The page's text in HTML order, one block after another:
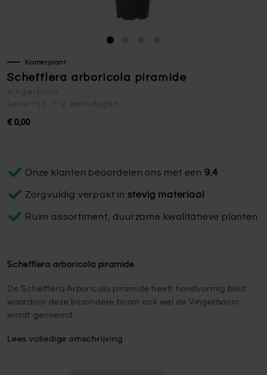
Kamerplant
Schefflera arboricola piramide
Vingerplant
Levertijd: 1-2 werkdagen
€ 0,00
Onze klanten beoordelen ons met een 9.4
Zorgvuldig verpakt in stevig materiaal
Ruim assortiment, duurzame kwalitatieve planten
Schefflera arboricola piramide
De Schefflera Arboricola piramide heeft handvormig blad
waardoor deze bijzondere boom ook wel de Vingerboom
wordt genoemd.
Lees volledige omschrijving